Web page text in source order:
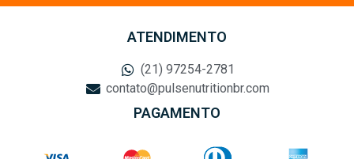
ATENDIMENTO
(21) 97254-2781
contato@pulsenutritionbr.com
PAGAMENTO